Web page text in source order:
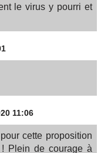
le virus y pourri et
11:06
cette proposition
Plein de courage à